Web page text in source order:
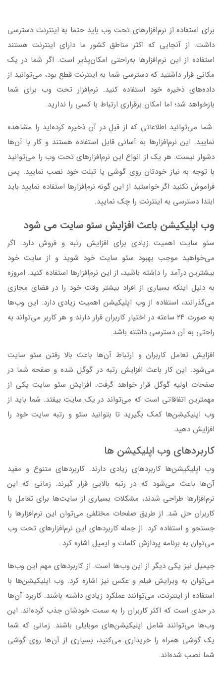
برای استفاده از نرم‌افزارهای تحت وب باید حتما به اینترنت دسترسی
داشت. از آنجایی که اکثر مناطق کشور ما دارای اینترنت هستند
استفاده از این نرم‌افزارها به‌راحتی امکان‌پذیر است. اگر شما در یک
مکانی قرار داشتید که دسترسی شما به اینترنت قطع بود، می‌توانید از
داده‌های ذخیره خود استفاده کنید. نرم‌افزار تحت وب برای شما
بازخواهد شد؛ اما امکان برقراری ارتباط با کسی را ندارید.
شما می‌توانید اطلاعاتی که از قبل در آن ذخیره کرده‌اید را مشاهده
نمایید. این نرم‌افزارها به آسانی قابل استفاده هستند و کار با آن‌ها
دشوار نیست. هر یک از انواع این نرم‌افزارهای تحت وب را می‌توانید
با توجه به نیاز خودتان روی گوشی یا تبلت خود نصب نمایید. پس
فراموش نکنید اگر خواستید از این گونه نرم‌افزارها استفاده نمایید باید
ابتدا دسترسی به اینترنت را چک نمایید.
وب اپلیکیشن باعث افزایش سئو سایت می ‌شود
سئو سایت اهمیت زیادی برای افزایش رتبه و فروش دارد. اگر
می‌خواهید موجب بهبود سئو سایت خود شوید و از سایت خود
بیشترین درآمد را داشته باشید، از این نرم‌افزارها استفاده کنید. امروزه
به دلیل اینکه بسیاری از افراد بیشتر وقت خود را در فضای مجازی
می‌گذرانند، استفاده از وب اپلیکیشن اهمیت زیادی دارد. این وب‌ها
به صورت ۲۴ ساعته در اختیار کاربران قرار دارند و هر کاربر می‌تواند به
راحتی به آن دسترسی داشته باشد.‌
افزایش تعامل کاربران و ارتباط آن‌ها باعث بالا رفتن سئو سایت
می‌شود‌. این کار باعث افزایش رتبه در گوگل شده و صفحه شما در
صفحات اولیه گوگل قرار خواهد گرفت‌. افزایش سئو سایت یکی از
مهمترین اتفاقاتی است که می‌تواند در یک سایت بیفتد. شما باید از
وب اپلیکیشن‌ها کمک بگیرید تا بتوانید سئو و رتبه سایت خود را
افزایش دهید.
کاربردهای وب اپلیکیشن ‌ها
وب اپلیکیشن‌ها کاربردهای زیادی دارند. کاربردهای متنوع و مفید
آن‌ها باعث می‌شود که در رتبه بالایی قرار گیرند. زمانی که این
نرم‌افزارها طراحی شدند، مشکلات بسیاری از سایت‌ها برای تعامل با
کاربران حل شد. از طریق صفحات مختلفی می‌توان این نرم‌افزارها را
جستجو و استفاده کرد. از جمله کاربردهای این نرم‌افزارهای تحت وب
می‌توان به برنامه پردازش کلمات و ایمیل اشاره کرد.
جیمیل نیز یکی دیگر از این وب‌ها است. از کاربردهای مهم این وب‌ها
می‌توان به ویرایش فیلم و عکس نیز اشاره کرد. وب اپلیکیشن‌ها با
استفاده از اینترنت، می‌توانند عملکرد زیادی داشته باشند. کاربرد آن‌ها
در حدی است که اکثر کاربران را به سمت خودشان جذب کرده‌اند. این
وب‌ها می‌توانند شامل اپلیکیشن‌های موبایلی باشند. زمانی که شما
یک گوشی همراه را خریداری می‌کنید، بسیاری از آن‌ها روی گوشی
شما نصب شده‌اند.